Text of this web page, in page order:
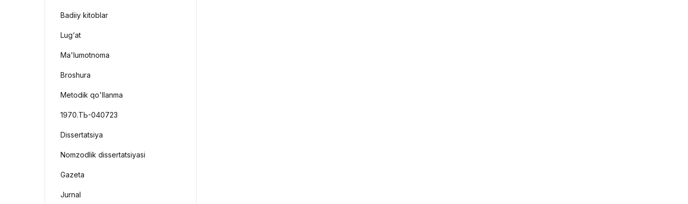
Badiiy kitoblar
Lug‘at
Ma'lumotnoma
Broshura
Metodik qo'llanma
1970.ТЬ-040723
Dissertatsiya
Nomzodlik dissertatsiyasi
Gazeta
Jurnal